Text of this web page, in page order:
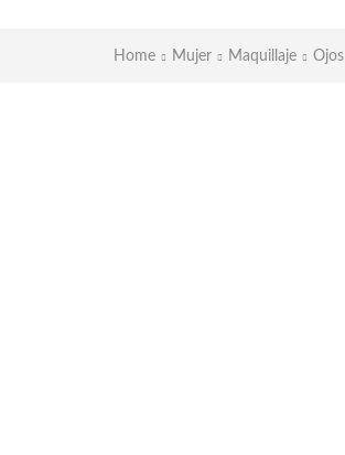
Home Mujer Maquillaje Ojos